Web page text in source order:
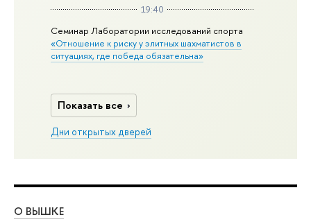
19:40
Семинар Лаборатории исследований спорта
«Отношение к риску у элитных шахматистов в
ситуациях, где победа обязательна»
Показать все
Дни открытых дверей
О ВЫШКЕ